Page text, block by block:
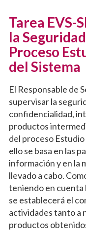
Tarea EVS-
la
Proceso
del Sistema
El Responsable de
supervisar la
confidencialidad,
productos
del proceso Estudio
ello se basa en las
información y en la
llevado a cabo.
teniendo en cuenta
se establecerá el
actividades tanto a
productos